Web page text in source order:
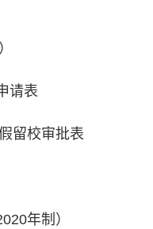
请表
留校审批表
年制）